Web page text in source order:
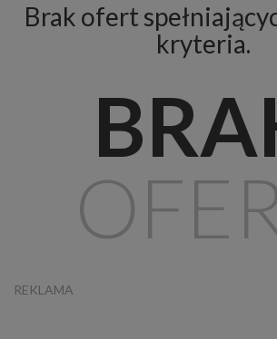
Brak ofert
kryteria.
REKLAMA